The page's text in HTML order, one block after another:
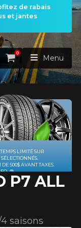
de rabais
et jantes
VOIR TOUT
Par véhiculeVOIR TOUT
Panier
0
Menu
P7 ALL
saisons